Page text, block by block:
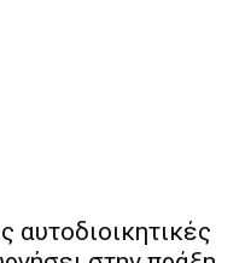
αυτοδιοικητικές